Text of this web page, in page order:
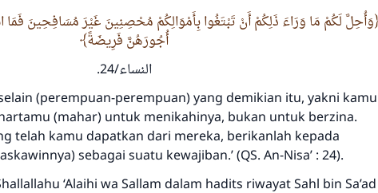
وَأُحِلَّ لَكُمْ مَا وَرَاءَ ذَلِكُمْ أَنْ تَبْتَغُوا بِأَمْوَالِكُمْ مُحْصِنِينَ غَيْرَ مُسَافِحِينَ فَمَا
أُجُورَهُنَّ فَرِيضَةً
النساء/24.
(perempuan-perempuan) yang demikian itu, yakni kamu
(mahar) untuk menikahinya, bukan untuk berzina.
telah kamu dapatkan dari mereka, berikanlah kepada
sebagai suatu kewajiban.’(QS. An-Nisa’ : 24).
‘Alaihi wa Sallam dalam hadits riwayat Sahl bin Sa’ad